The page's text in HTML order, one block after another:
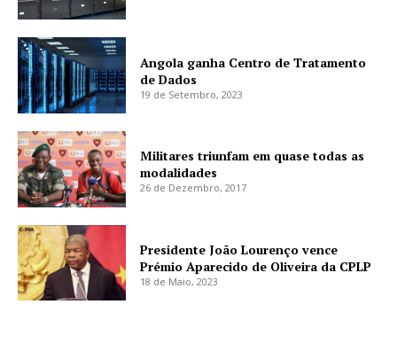
Angola ganha Centro de Tratamento
de Dados
19 de Setembro, 2023
Militares triunfam em quase todas as
modalidades
26 de Dezembro, 2017
Presidente João Lourenço vence
Prémio Aparecido de Oliveira da CPLP
18 de Maio, 2023